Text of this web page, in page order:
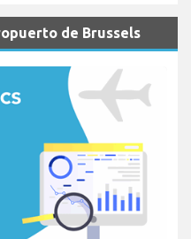
de Brussels